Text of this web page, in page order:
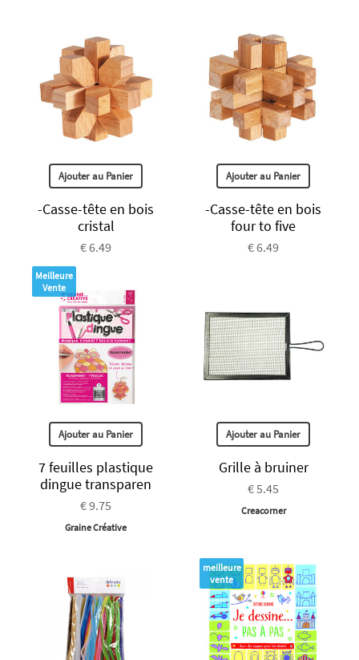
Ajouter au Panier
-Casse-tête en bois
cristal
€ 6.49
Ajouter au Panier
-Casse-tête en bois
four to five
€ 6.49
Meilleure
Vente
Ajouter au Panier
7 feuilles plastique
dingue transparen
€ 9.75
Graine Créative
Ajouter au Panier
Grille à bruiner
€ 5.45
Creacorner
meilleure
vente